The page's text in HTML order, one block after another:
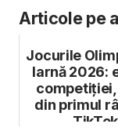
Articole pe
Jocurile
Iarnă 2026:
din primul
TikTok